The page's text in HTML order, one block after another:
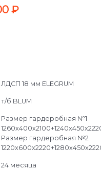
₽
ЛДСП 18 мм ELEGRUM
т/б BLUM
Размер гардеробная №1
Размер гардеробная №2
24 месяца